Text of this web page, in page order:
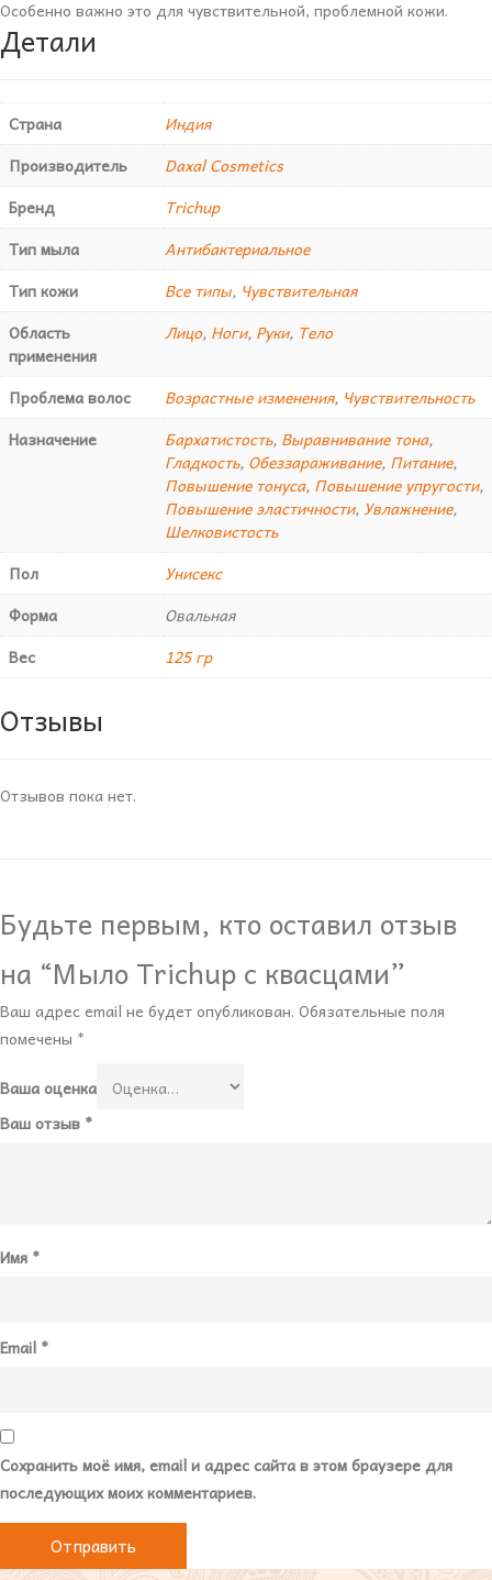
Особенно важно это для чувствительной, проблемной кожи.
Детали
Страна
Индия
Производитель
Daxal Cosmetics
Бренд
Trichup
Тип мыла
Антибактериальное
Тип кожи
Все типы, Чувствительная
Область
применения
Лицо, Ноги, Руки, Тело
Проблема волос Возрастные изменения, Чувствительность
Назначение
Бархатистость, Выравнивание тона,
Гладкость, Обеззараживание, Питание,
Повышение тонуса, Повышение упругости,
Повышение эластичности, Увлажнение,
Шелковистость
Пол
Унисекс
Форма
Овальная
Вес
125 гр
Отзывы
Отзывов пока нет.
Будьте первым, кто оставил отзыв
на “Мыло Trichup с квасцами”
Ваш адрес email не будет опубликован. Обязательные поля
помечены *
Ваша оценка
Ваш отзыв *
Имя *
Email *
Сохранить моё имя, email и адрес сайта в этом браузере для
последующих моих комментариев.